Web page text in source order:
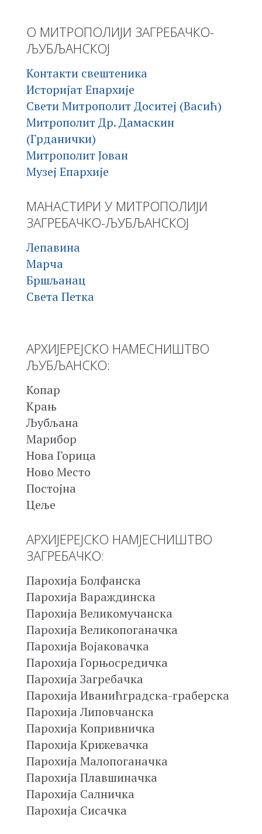
О МИТРОПОЛИЈИ ЗАГРЕБАЧКО-
ЉУБЉАНСКОЈ
Контакти свештеника
Историјат Епархије
Свети Митрополит Доситеј (Васић)
Митрополит Др. Дамаскин
(Грданички)
Митрополит Јован
Музеј Епархије
МАНАСТИРИ У МИТРОПОЛИЈИ
ЗАГРЕБАЧКО-ЉУБЉАНСКОЈ
Лепавина
Марча
Бршљанац
Света Петка
АРХИЈЕРЕЈСКО НАМЕСНИШТВО
ЉУБЉАНСКО:
Копар
Крањ
Љубљана
Марибор
Нова Горица
Ново Место
Постојна
Цеље
АРХИЈЕРЕЈСКО НАМЈЕСНИШТВО
ЗАГРЕБАЧКО:
Парохија Болфанска
Парохија Вараждинска
Парохија Великомучанска
Парохија Великопоганачка
Парохија Војаковачка
Парохија Горњосредичка
Парохија Загребачка
Парохија Иванићградска-граберска
Парохија Липовчанска
Парохија Копривничка
Парохија Крижевачка
Парохија Малопоганачка
Парохија Плавшиначка
Парохија Салничка
Парохија Сисачка